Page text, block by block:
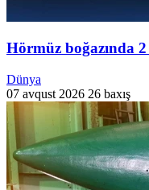
Hörmüz boğazında
Dünya
07 avqust 2026 26 baxış